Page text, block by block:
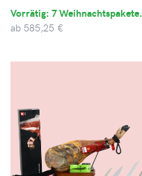
Vorrätig: 7 Weihnachtspakete.
ab 585,25 €